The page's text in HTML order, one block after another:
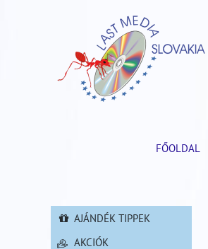
FŐOLDAL
AJÁNDÉK TIPPEK
AKCIÓK